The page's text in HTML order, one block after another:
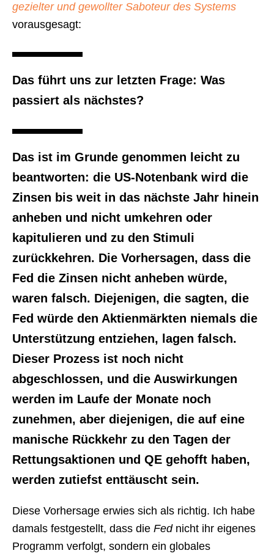
gezielter und gewollter Saboteur des Systems
vorausgesagt:
Das führt uns zur letzten Frage: Was
passiert als nächstes?
Das ist im Grunde genommen leicht zu
beantworten: die US-Notenbank wird die
Zinsen bis weit in das nächste Jahr hinein
anheben und nicht umkehren oder
kapitulieren und zu den Stimuli
zurückkehren. Die Vorhersagen, dass die
Fed die Zinsen nicht anheben würde,
waren falsch. Diejenigen, die sagten, die
Fed würde den Aktienmärkten niemals die
Unterstützung entziehen, lagen falsch.
Dieser Prozess ist noch nicht
abgeschlossen, und die Auswirkungen
werden im Laufe der Monate noch
zunehmen, aber diejenigen, die auf eine
manische Rückkehr zu den Tagen der
Rettungsaktionen und QE gehofft haben,
werden zutiefst enttäuscht sein.
Diese Vorhersage erwies sich als richtig. Ich habe
damals festgestellt, dass die Fednicht ihr eigenes
Programm verfolgt, sondern ein globales